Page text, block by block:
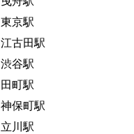
東京駅
江古田駅
渋谷駅
田町駅
神保町駅
立川駅